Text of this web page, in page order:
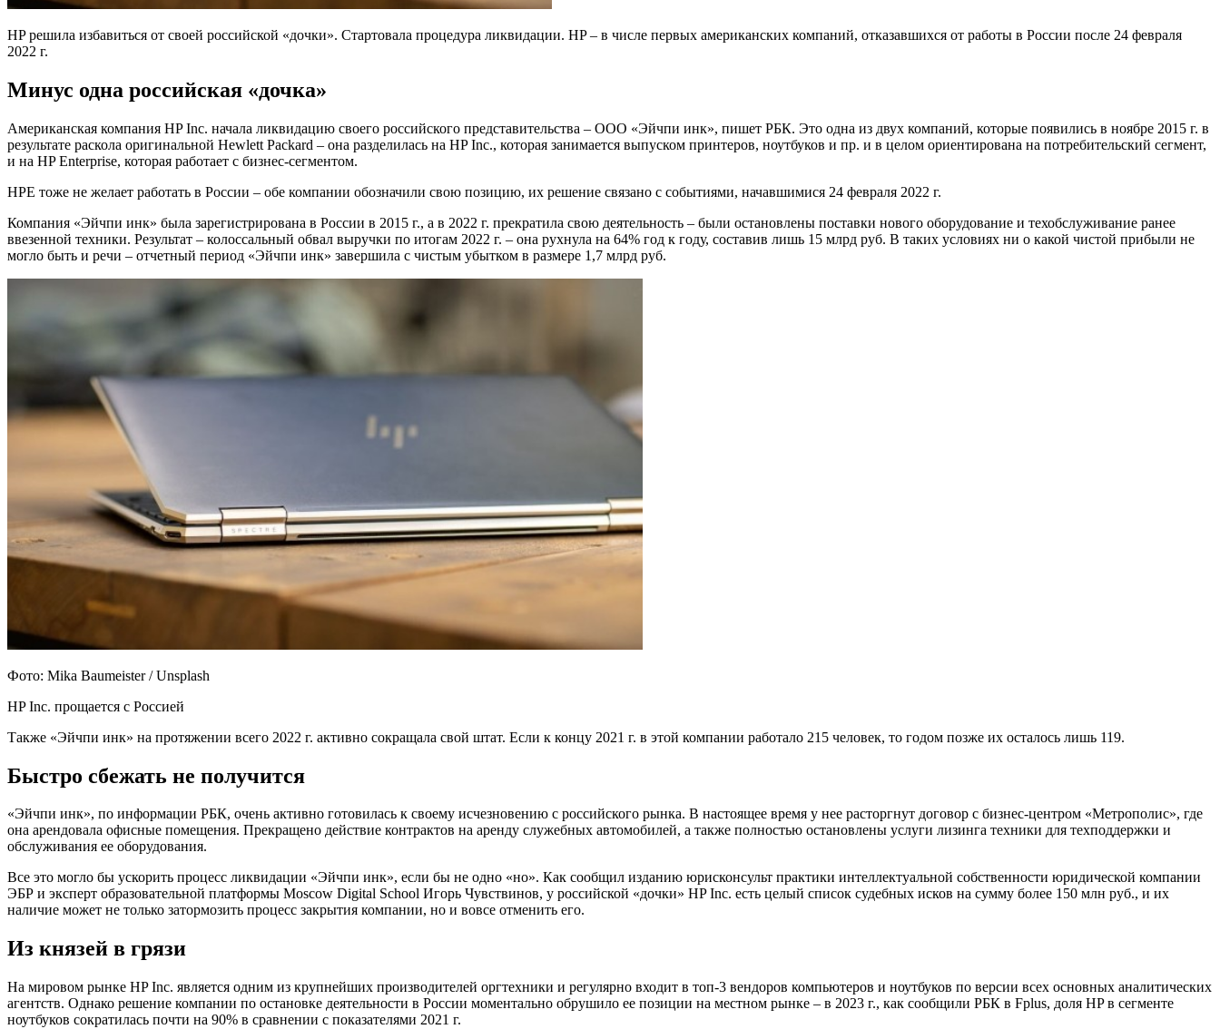
HP решила избавиться от своей российской «дочки». Стартовала процедура ликвидации. HP – в числе первых американских компаний, отказавшихся от работы в России после 24 февраля
2022 г.
Минус одна российская «дочка»
Американская компания HP Inc. начала ликвидацию своего российского представительства – ООО «Эйчпи инк», пишет РБК. Это одна из двух компаний, которые появились в ноябре 2015 г. в
результате раскола оригинальной Hewlett Packard – она разделилась на HP Inc., которая занимается выпуском принтеров, ноутбуков и пр. и в целом ориентирована на потребительский сегмент,
и на HP Enterprise, которая работает с бизнес-сегментом.
HPE тоже не желает работать в России – обе компании обозначили свою позицию, их решение связано с событиями, начавшимися 24 февраля 2022 г.
Компания «Эйчпи инк» была зарегистрирована в России в 2015 г., а в 2022 г. прекратила свою деятельность – были остановлены поставки нового оборудование и техобслуживание ранее
ввезенной техники. Результат – колоссальный обвал выручки по итогам 2022 г. – она рухнула на 64% год к году, составив лишь 15 млрд руб. В таких условиях ни о какой чистой прибыли не
могло быть и речи – отчетный период «Эйчпи инк» завершила с чистым убытком в размере 1,7 млрд руб.
Фото: Mika Baumeister / Unsplash
HP Inc. прощается с Россией
Также «Эйчпи инк» на протяжении всего 2022 г. активно сокращала свой штат. Если к концу 2021 г. в этой компании работало 215 человек, то годом позже их осталось лишь 119.
Быстро сбежать не получится
«Эйчпи инк», по информации РБК, очень активно готовилась к своему исчезновению с российского рынка. В настоящее время у нее расторгнут договор с бизнес-центром «Метрополис», где
она арендовала офисные помещения. Прекращено действие контрактов на аренду служебных автомобилей, а также полностью остановлены услуги лизинга техники для техподдержки и
обслуживания ее оборудования.
Все это могло бы ускорить процесс ликвидации «Эйчпи инк», если бы не одно «но». Как сообщил изданию юрисконсульт практики интеллектуальной собственности юридической компании
ЭБР и эксперт образовательной платформы Moscow Digital School Игорь Чувствинов, у российской «дочки» HP Inc. есть целый список судебных исков на сумму более 150 млн руб., и их
наличие может не только затормозить процесс закрытия компании, но и вовсе отменить его.
Из князей в грязи
На мировом рынке HP Inc. является одним из крупнейших производителей оргтехники и регулярно входит в топ-3 вендоров компьютеров и ноутбуков по версии всех основных аналитических
агентств. Однако решение компании по остановке деятельности в России моментально обрушило ее позиции на местном рынке – в 2023 г., как сообщили РБК в Fplus, доля HP в сегменте
ноутбуков сократилась почти на 90% в сравнении с показателями 2021 г.